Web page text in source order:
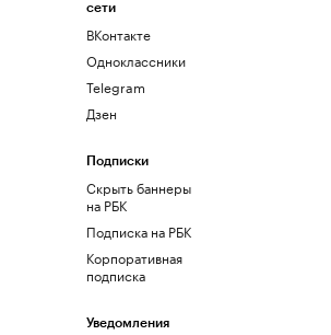
сети
ВКонтакте
Одноклассники
Telegram
Дзен
Подписки
Скрыть баннеры
на РБК
Подписка на РБК
Корпоративная
подписка
Уведомления